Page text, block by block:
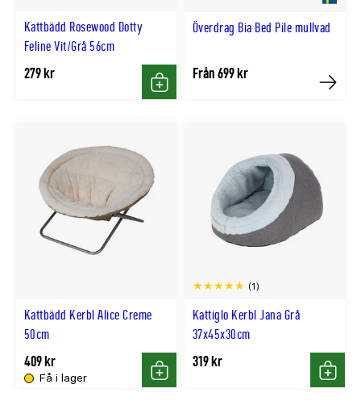
Kattbädd Rosewood Dotty
Feline Vit/Grå 56cm
279 kr
Köp
Överdrag Bia Bed Pile mullvad
Från 699 kr
Köp
Kattbädd Kerbl Alice Creme
50cm
Få i lager
409 kr
Köp
Kattiglo Kerbl Jana Grå
37x45x30cm
(1)
319 kr
Köp